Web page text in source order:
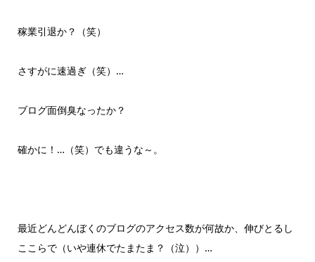
稼業引退か？（笑）
さすがに速過ぎ（笑）…
ブログ面倒臭なったか？
確かに！…（笑）でも違うな～。
最近どんどんぼくのブログのアクセス数が何故か、伸びとるし
ここらで（いや連休でたまたま？（泣））…